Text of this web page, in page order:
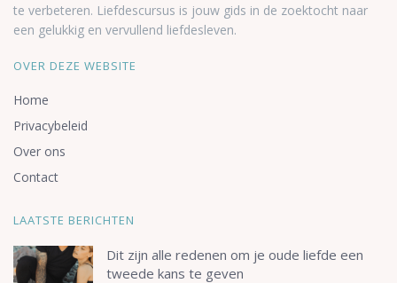
te verbeteren. Liefdescursus is jouw gids in de zoektocht naar
een gelukkig en vervullend liefdesleven.
OVER DEZE WEBSITE
Home
Privacybeleid
Over ons
Contact
LAATSTE BERICHTEN
Dit zijn alle redenen om je oude liefde een
tweede kans te geven